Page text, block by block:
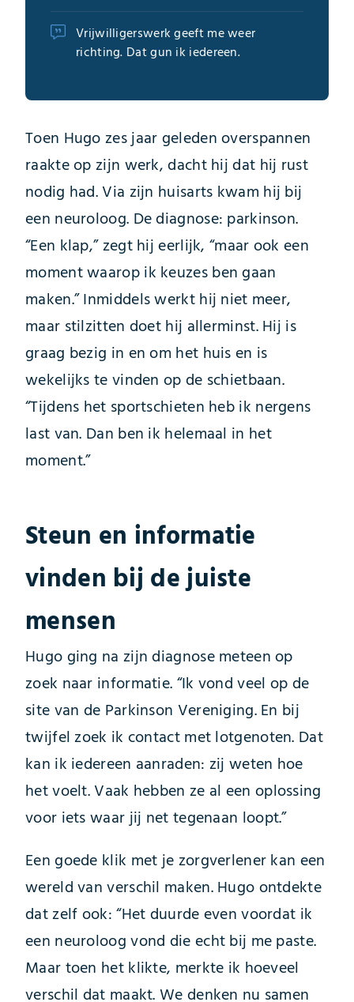
Vrijwilligerswerk geeft me weer
richting. Dat gun ik iedereen.
Toen Hugo zes jaar geleden overspannen
raakte op zijn werk, dacht hij dat hij rust
nodig had. Via zijn huisarts kwam hij bij
een neuroloog. De diagnose: parkinson.
“Een klap,” zegt hij eerlijk, “maar ook een
moment waarop ik keuzes ben gaan
maken.” Inmiddels werkt hij niet meer,
maar stilzitten doet hij allerminst. Hij is
graag bezig in en om het huis en is
wekelijks te vinden op de schietbaan.
“Tijdens het sportschieten heb ik nergens
last van. Dan ben ik helemaal in het
moment.”
Steun en informatie
vinden bij de juiste
mensen
Hugo ging na zijn diagnose meteen op
zoek naar informatie. “Ik vond veel op de
site van de Parkinson Vereniging. En bij
twijfel zoek ik contact met lotgenoten. Dat
kan ik iedereen aanraden: zij weten hoe
het voelt. Vaak hebben ze al een oplossing
voor iets waar jij net tegenaan loopt.”
Een goede klik met je zorgverlener kan een
wereld van verschil maken. Hugo ontdekte
dat zelf ook: “Het duurde even voordat ik
een neuroloog vond die echt bij me paste.
Maar toen het klikte, merkte ik hoeveel
verschil dat maakt. We denken nu samen